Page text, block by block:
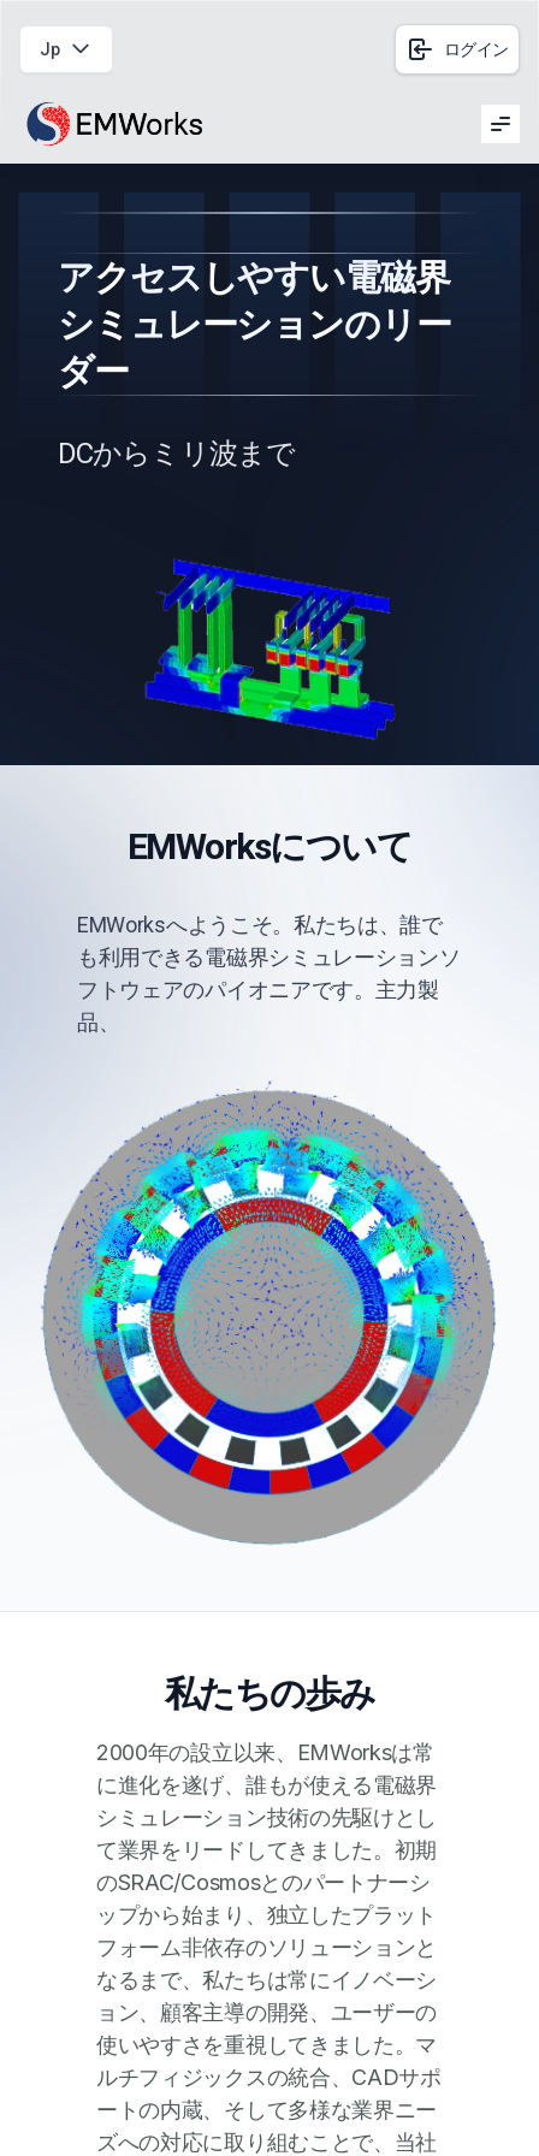
Jp ログイン
アクセスしやすい電磁界
シミュレーションのリー
ダー
DCからミリ波まで
EMWorksについて
EMWorksへようこそ。私たちは、誰で
も利用できる電磁界シミュレーションソ
フトウェアのパイオニアです。主力製
品、
私たちの歩み
2000年の設立以来、EMWorksは常
に進化を遂げ、誰もが使える電磁界
シミュレーション技術の先駆けとし
て業界をリードしてきました。初期
のSRAC/Cosmosとのパートナーシ
ップから始まり、独立したプラット
フォーム非依存のソリューションと
なるまで、私たちは常にイノベーシ
ョン、顧客主導の開発、ユーザーの
使いやすさを重視してきました。マ
ルチフィジックスの統合、CADサポ
ートの内蔵、そして多様な業界ニー
ズへの対応に取り組むことで、当社